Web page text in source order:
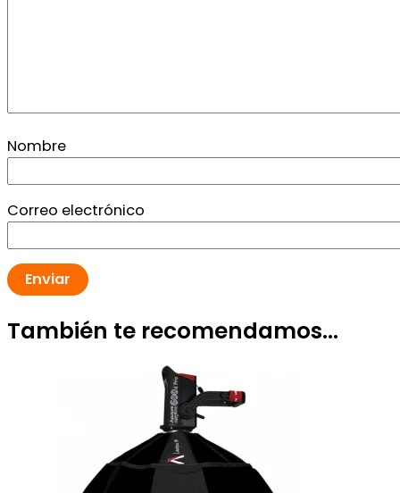
Nombre
Correo electrónico
También te recomendamos…